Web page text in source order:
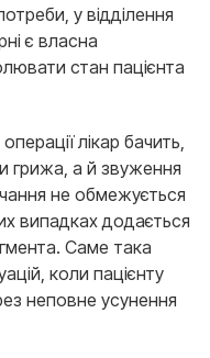
у відділення
є власна
стан пацієнта
лікар бачить,
грижа, а й звуження
не обмежується
випадках додається
Саме така
коли пацієнту
неповне усунення